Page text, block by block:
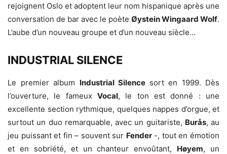
rejoignent Oslo et adoptent leur nom hispanique après une
conversation de bar avec le poète Øystein Wingaard Wolf.
L’aube d’un nouveau groupe et d’un nouveau siècle…
INDUSTRIAL SILENCE
Le premier album Industrial Silence sort en 1999. Dès
l’ouverture, le fameux Vocal, le ton est donné : une
excellente section rythmique, quelques nappes d’orgue, et
surtout un duo remarquable, avec un guitariste, Burås, au
jeu puissant et fin – souvent sur Fender-, tout en émotion
et en sobriété, et un chanteur envoûtant, Høyem, un